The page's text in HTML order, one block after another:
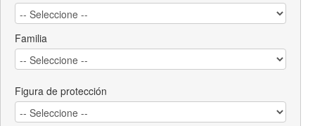
Familia
Figura de protección